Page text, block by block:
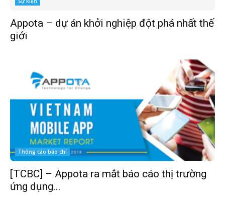
Appota – dự án khởi nghiệp đột phá nhất thế
giới
Thông cáo báo chí
[TCBC] – Appota ra mắt báo cáo thị trường
ứng dụng...